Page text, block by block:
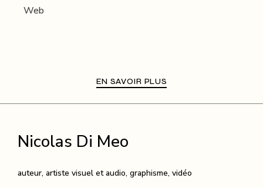
Web
EN SAVOIR PLUS
Nicolas Di Meo
auteur, artiste visuel et audio, graphisme, vidéo